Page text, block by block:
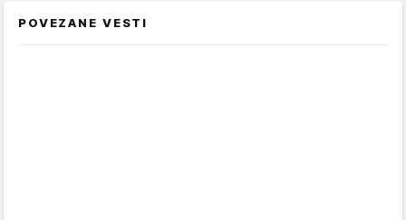
POVEZANE VESTI